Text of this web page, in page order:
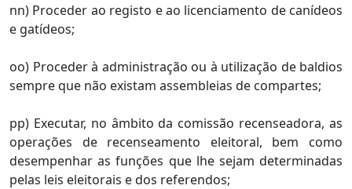
nn) Proceder ao registo e ao licenciamento de canídeos
e gatídeos;
oo) Proceder à administração ou à utilização de baldios
sempre que não existam assembleias de compartes;
pp) Executar, no âmbito da comissão recenseadora, as
operações de recenseamento eleitoral, bem como
desempenhar as funções que lhe sejam determinadas
pelas leis eleitorais e dos referendos;